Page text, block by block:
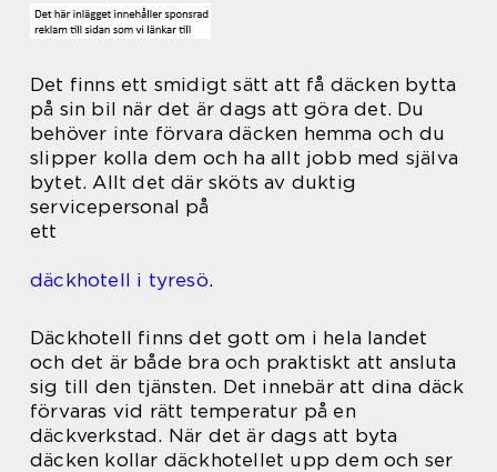
Det finns ett smidigt sätt att få däcken bytta
på sin bil när det är dags att göra det. Du
behöver inte förvara däcken hemma och du
slipper kolla dem och ha allt jobb med själva
bytet. Allt det där sköts av duktig
servicepersonal på
ett
däckhotell i tyresö.
Däckhotell finns det gott om i hela landet
och det är både bra och praktiskt att ansluta
sig till den tjänsten. Det innebär att dina däck
förvaras vid rätt temperatur på en
däckverkstad. När det är dags att byta
däcken kollar däckhotellet upp dem och ser